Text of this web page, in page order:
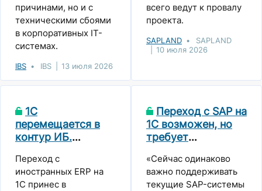
причинами, но и с
техническими сбоями
в корпоративных IT-
системах.
IBS IBS 13 июля 2026
всего ведут к провалу
проекта.
SAPLAND
SAPLAND
10 июля 2026
1С
перемещается в
контур ИБ.
экспертов
Переход с
иностранных ERP на
1С принес в
Переход с SAP на
1С возможен, но
требует
консолидации
опыта
«Сейчас одинаково
важно поддерживать
текущие SAP-системы